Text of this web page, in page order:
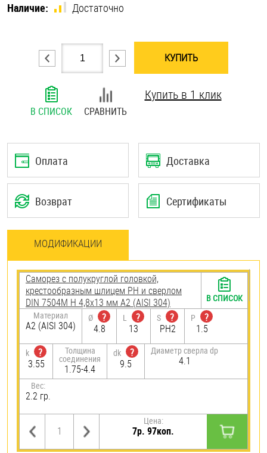
Наличие:
Достаточно
КУПИТЬ
В СПИСОК СРАВНИТЬ
Купить в 1 клик
Оплата Доставка
Возврат Сертификаты
МОДИФИКАЦИИ
Саморез с полукруглой головкой,
крестообразным шлицем PH и сверлом
DIN 7504M H 4,8х13 мм А2 (AISI 304)
Материал
А2 (AISI 304)
Ø
?
4.8
L
?
13
S
?
PH2
P
?
1.5
k
?
3.55
Толщина
соединения
1.75-4.4
dk
?
9.5
Диаметр сверла dp
4.1
Вес:
2.2 гр.
Цена:
7р. 97коп.
В СПИСОК